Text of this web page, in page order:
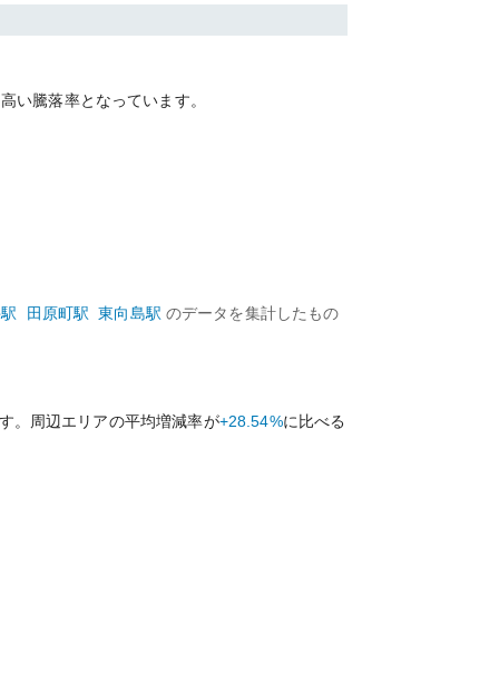
高い騰落率となっています。
駅 田原町駅 東向島駅 のデータを集計したもの
。周辺エリアの平均増減率が+28.54%に比べる